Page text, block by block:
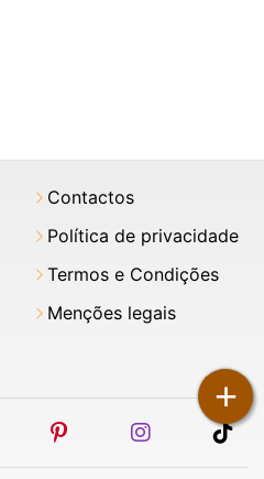
+
Contactos
Política de privacidade
Termos e Condições
Menções legais
youtubepinterestinstagram